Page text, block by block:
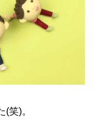
笑)。